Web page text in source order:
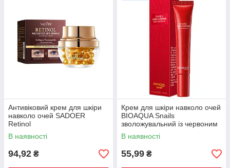
Антивіковий крем для шкіри
навколо очей SADOER
Retinol
багатофункціональний,
зміцнювальний 35 г
В наявності
94,92 ₴
Крем для шкіри навколо очей
BIOAQUA Snails
зволожувальний із червоним
женьшенем 20 г
В наявності
55,99 ₴